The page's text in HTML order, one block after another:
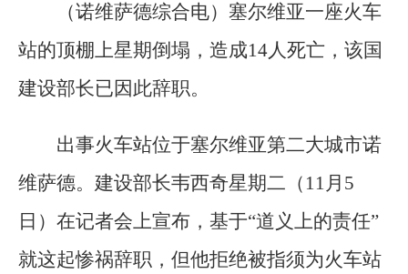
（诺维萨德综合电）塞尔维亚一座火车
站的顶棚上星期倒塌，造成14人死亡，该国
建设部长已因此辞职。
出事火车站位于塞尔维亚第二大城市诺
维萨德。建设部长韦西奇星期二（11月5
日）在记者会上宣布，基于“道义上的责任”
就这起惨祸辞职，但他拒绝被指须为火车站